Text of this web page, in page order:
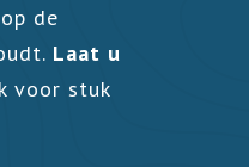
de
Laat u
voor stuk